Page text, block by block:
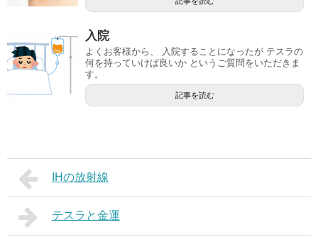
入院
よくお客様から、 入院することになったが テスラの
何を持っていけば良いか というご質問をいただきま
す。
記事を読む
IHの放射線
テスラと金運